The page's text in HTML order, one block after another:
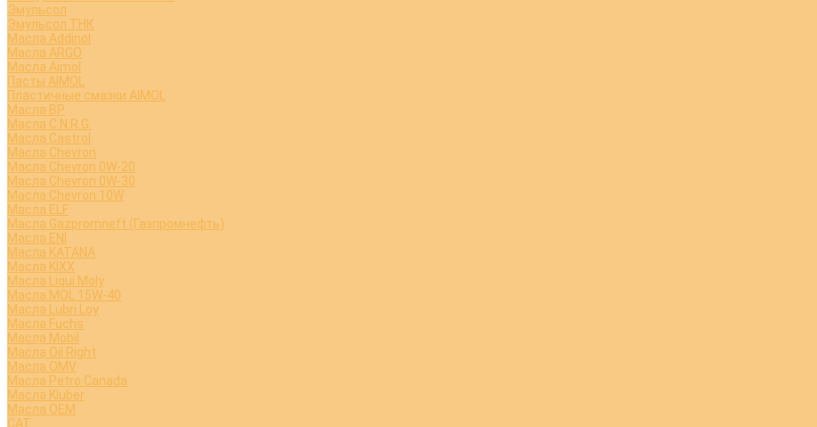
Эмульсол
Эмульсол ТНК
Масла Addinol
Масла ARGO
Масла Aimol
Пасты AIMOL
Пластичные смазки AIMOL
Масла BP
Масла C.N.R.G.
Масла Castrol
Масла Chevron
Масла Chevron 0W-20
Масла Chevron 0W-30
Масла Chevron 10W
Масла ELF
Масла Gazpromneft (Газпромнефть)
Масла ENI
Масла KATANA
Масла KIXX
Масла Liqui Moly
Масла MOL 15W-40
Масла Lubri Loy
Масла Fuchs
Масла Mobil
Масла Oil Right
Масла OMV
Масла Petro Canada
Масла Kluber
Масла OEM
CAT